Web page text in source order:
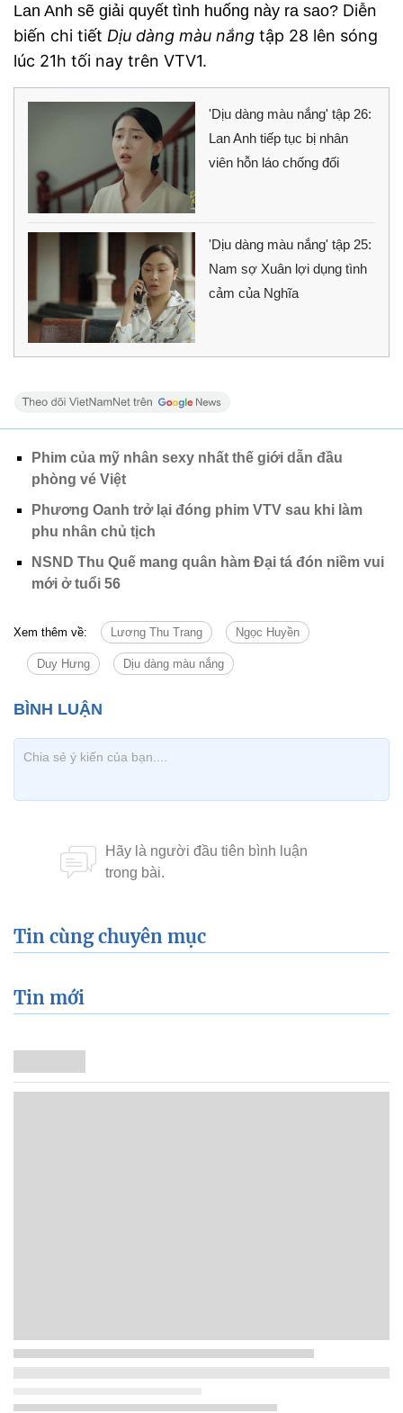
Lan Anh sẽ giải quyết tình huống này ra sao? Diễn
biến chi tiết Dịu dàng màu nắng tập 28 lên sóng
lúc 21h tối nay trên VTV1.
'Dịu dàng màu nắng' tập 26:
Lan Anh tiếp tục bị nhân
viên hỗn láo chống đối
'Dịu dàng màu nắng' tập 25:
Nam sợ Xuân lợi dụng tình
cảm của Nghĩa
Phim của mỹ nhân sexy nhất thế giới dẫn đầu
phòng vé Việt
Phương Oanh trở lại đóng phim VTV sau khi làm
phu nhân chủ tịch
NSND Thu Quế mang quân hàm Đại tá đón niềm vui
mới ở tuổi 56
Xem thêm về: Lương Thu Trang Ngọc Huyền
Duy Hưng Dịu dàng màu nắng
Tin cùng chuyên mục
Tin mới